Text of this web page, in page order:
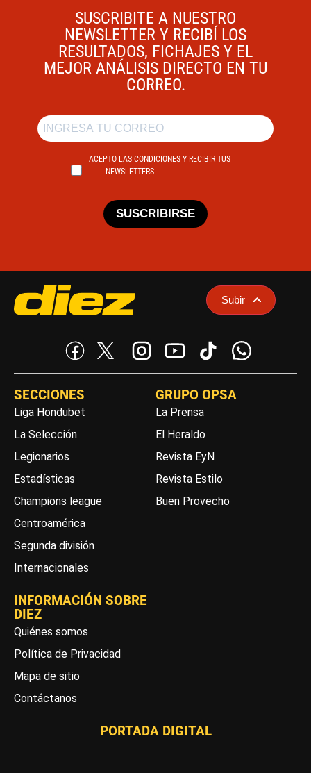
SUSCRIBITE A NUESTRO
NEWSLETTER Y RECIBÍ LOS
RESULTADOS, FICHAJES Y EL
MEJOR ANÁLISIS DIRECTO EN TU
CORREO.
ACEPTO LAS CONDICIONES Y RECIBIR TUS
NEWSLETTERS.
SUSCRIBIRSE
Subir
SECCIONES
Liga Hondubet
La Selección
Legionarios
Estadísticas
Champions league
Centroamérica
Segunda división
Internacionales
GRUPO OPSA
La Prensa
El Heraldo
Revista EyN
Revista Estilo
Buen Provecho
INFORMACIÓN SOBRE
DIEZ
Quiénes somos
Política de Privacidad
Mapa de sitio
Contáctanos
PORTADA DIGITAL